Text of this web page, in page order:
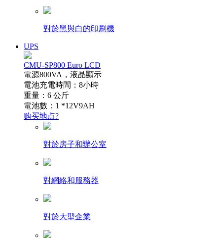
對於黑與白的印刷機
UPS
CMU-SP800 Euro LCD
電源800VA，液晶顯示
電池充電時間：8小時
重量：6 公斤
電池數：1 *12V9AH
购买地点?
對於房子和辦公室
對網絡和服務器
對於大型企業